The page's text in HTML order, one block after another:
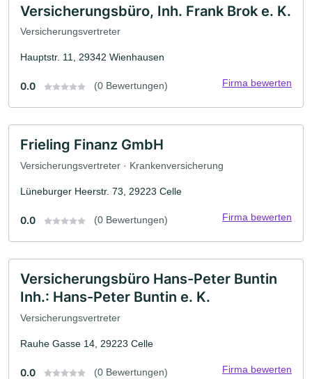
Versicherungsbüro, Inh. Frank Brok e. K.
Versicherungsvertreter
Hauptstr. 11, 29342 Wienhausen
0.0 (0 Bewertungen) Firma bewerten
Frieling Finanz GmbH
Versicherungsvertreter · Krankenversicherung
Lüneburger Heerstr. 73, 29223 Celle
0.0 (0 Bewertungen) Firma bewerten
Versicherungsbüro Hans-Peter Buntin
Inh.: Hans-Peter Buntin e. K.
Versicherungsvertreter
Rauhe Gasse 14, 29223 Celle
0.0 (0 Bewertungen) Firma bewerten